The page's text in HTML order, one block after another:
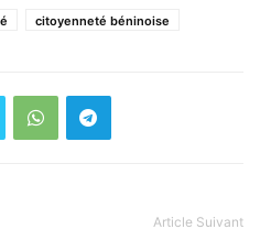
citoyenneté béninoise
Article Suivant